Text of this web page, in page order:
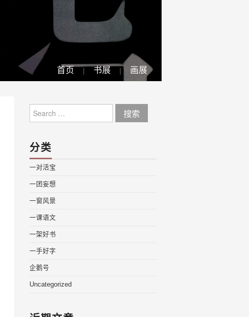
首页 书展 画展
for:
分类
一对活宝
一团妄想
一窗风景
一课语文
一架好书
一手好字
企鹅号
Uncategorized